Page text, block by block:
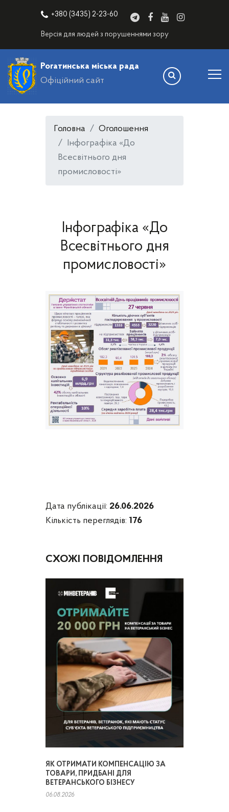
+380 (3435) 2-23-60
Версія для людей з порушеннями зору
Рогатинська міська рада
Офіційний сайт
Головна
Оголошення
Інфографіка «До
Всесвітнього дня
промисловості»
Інфографіка «До
Всесвітнього дня
промисловості»
Дата публікації: 26.06.2026
Кількість переглядів: 176
СХОЖІ ПОВІДОМЛЕННЯ
ЯК ОТРИМАТИ КОМПЕНСАЦІЮ ЗА
ТОВАРИ, ПРИДБАНІ ДЛЯ
ВЕТЕРАНСЬКОГО БІЗНЕСУ
06.08.2026